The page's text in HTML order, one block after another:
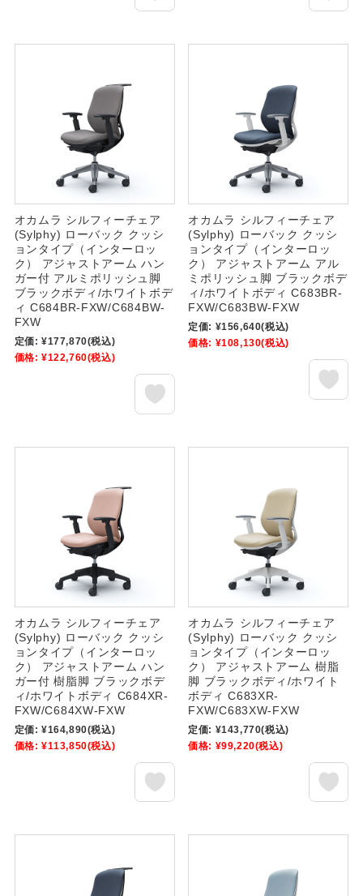
オカムラ シルフィーチェア
(Sylphy) ローバック クッシ
ョンタイプ（インターロッ
ク） アジャストアーム ハン
ガー付 アルミポリッシュ脚
ブラックボディ/ホワイトボデ
ィ C684BR-FXW/C684BW-
FXW
定価: ¥177,870(税込)
価格: ¥122,760(税込)
オカムラ シルフィーチェア
(Sylphy) ローバック クッシ
ョンタイプ（インターロッ
ク） アジャストアーム アル
ミポリッシュ脚 ブラックボデ
ィ/ホワイトボディ C683BR-
FXW/C683BW-FXW
定価: ¥156,640(税込)
価格: ¥108,130(税込)
オカムラ シルフィーチェア
(Sylphy) ローバック クッシ
ョンタイプ（インターロッ
ク） アジャストアーム ハン
ガー付 樹脂脚 ブラックボデ
ィ/ホワイトボディ C684XR-
FXW/C684XW-FXW
定価: ¥164,890(税込)
価格: ¥113,850(税込)
オカムラ シルフィーチェア
(Sylphy) ローバック クッシ
ョンタイプ（インターロッ
ク） アジャストアーム 樹脂
脚 ブラックボディ/ホワイト
ボディ C683XR-
FXW/C683XW-FXW
定価: ¥143,770(税込)
価格: ¥99,220(税込)